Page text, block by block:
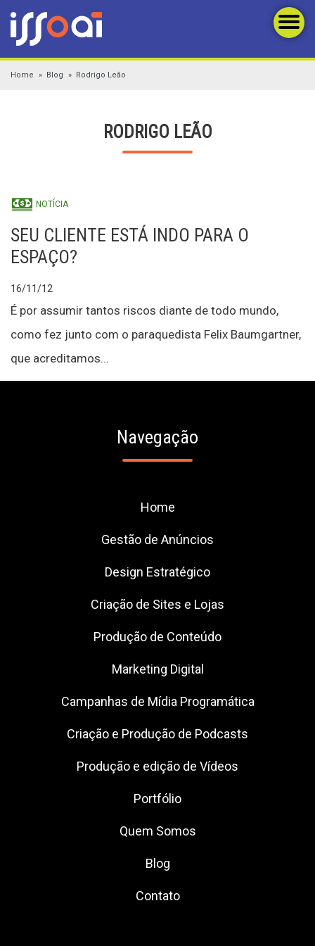
Home Blog Rodrigo Leão
RODRIGO LEÃO
NOTÍCIA
SEU CLIENTE ESTÁ INDO PARA O
ESPAÇO?
16/11/12
É por assumir tantos riscos diante de todo mundo,
como fez junto com o paraquedista Felix Baumgartner,
que acreditamos...
Navegação
Home
Gestão de Anúncios
Design Estratégico
Criação de Sites e Lojas
Produção de Conteúdo
Marketing Digital
Campanhas de Mídia Programática
Criação e Produção de Podcasts
Produção e edição de Vídeos
Portfólio
Quem Somos
Blog
Contato